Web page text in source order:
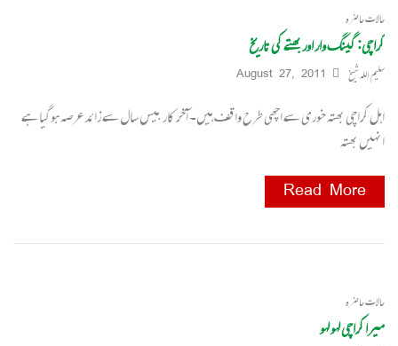
حالات حاضرہ
کراچی: گینگ وار اور بھتے کی تاریخ
سلیم اللہ شیخ August 27, 2011
اہل کراچی بھتہ خوری سے اچھی طرح واقف ہیں۔ آخر کار بیس سال سے زائد عرصہ ہوگیا ہے
انہیں بھتہ
Read More
حالات حاضرہ
میرا کراچی لہو لہو